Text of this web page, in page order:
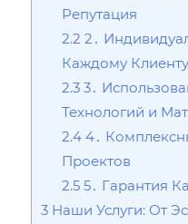
Репутация
2.2 2․
Каждому Клиенту
2.3 3․
Технологий и
2.4 4․
Проектов
2.5 5․ Гарантия
3 Наши Услуги: От